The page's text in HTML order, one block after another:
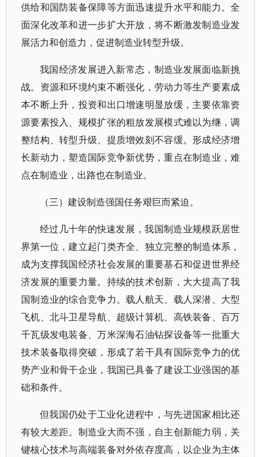
供给和国防装备保障等方面迅速提升水平和能力。全
面深化改革和进一步扩大开放，将不断激发制造业发
展活力和创造力，促进制造业转型升级。
我国经济发展进入新常态，制造业发展面临新挑
战。资源和环境约束不断强化，劳动力等生产要素成
本不断上升，投资和出口增速明显放缓，主要依靠资
源要素投入、规模扩张的粗放发展模式难以为继，调
整结构、转型升级、提质增效刻不容缓。形成经济增
长新动力，塑造国际竞争新优势，重点在制造业，难
点在制造业，出路也在制造业。
（三）建设制造强国任务艰巨而紧迫。
经过几十年的快速发展，我国制造业规模跃居世
界第一位，建立起门类齐全、独立完整的制造体系，
成为支撑我国经济社会发展的重要基石和促进世界经
济发展的重要力量。持续的技术创新，大大提高了我
国制造业的综合竞争力。载人航天、载人深潜、大型
飞机、北斗卫星导航、超级计算机、高铁装备、百万
千瓦级发电装备、万米深海石油钻探设备等一批重大
技术装备取得突破，形成了若干具有国际竞争力的优
势产业和骨干企业，我国已具备了建设工业强国的基
础和条件。
但我国仍处于工业化进程中，与先进国家相比还
有较大差距。制造业大而不强，自主创新能力弱，关
键核心技术与高端装备对外依存度高，以企业为主体